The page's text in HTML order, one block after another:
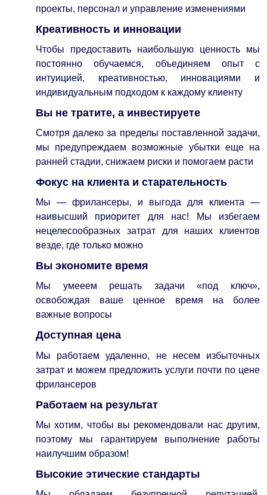
проекты, персонал и управление изменениями
Креативность и инновации
Чтобы предоставить наибольшую ценность мы
постоянно обучаемся, объединяем опыт с
интуицией, креативностью, инновациями и
индивидуальным подходом к каждому клиенту
Вы не тратите, а инвестируете
Смотря далеко за пределы поставленной задачи,
мы предупреждаем возможные убытки еще на
ранней стадии, снижаем риски и помогаем расти
Фокус на клиента и старательность
Мы — фрилансеры, и выгода для клиента —
наивысший приоритет для нас! Мы избегаем
нецелесообразных затрат для наших клиентов
везде, где только можно
Вы экономите время
Мы умееем решать задачи «под ключ»,
освобождая ваше ценное время на более
важные вопросы
Доступная цена
Мы работаем удаленно, не несем избыточных
затрат и можем предложить услуги почти по цене
фрилансеров
Работаем на результат
Мы хотим, чтобы вы рекомендовали нас другим,
поэтому мы гарантируем выполнение работы
наилучшим образом!
Высокие этические стандарты